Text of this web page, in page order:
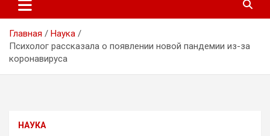
Главная
Наука
Психолог рассказала о появлении новой пандемии из-за
коронавируса
НАУКА